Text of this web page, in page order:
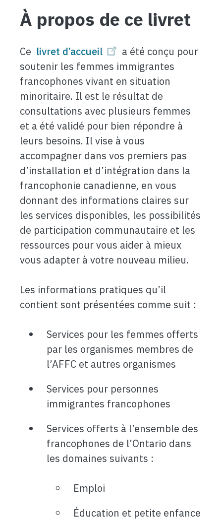
À propos de ce livret
Ce livret d’accueil
a été conçu pour
soutenir les femmes immigrantes
francophones vivant en situation
minoritaire. Il est le résultat de
consultations avec plusieurs femmes
et a été validé pour bien répondre à
leurs besoins. Il vise à vous
accompagner dans vos premiers pas
d’installation et d’intégration dans la
francophonie canadienne, en vous
donnant des informations claires sur
les services disponibles, les possibilités
de participation communautaire et les
ressources pour vous aider à mieux
vous adapter à votre nouveau milieu.
Les informations pratiques qu’il
contient sont présentées comme suit :
Services pour les femmes offerts
par les organismes membres de
l’AFFC et autres organismes
Services pour personnes
immigrantes francophones
Services offerts à l’ensemble des
francophones de l’Ontario dans
les domaines suivants :
Emploi
Éducation et petite enfance